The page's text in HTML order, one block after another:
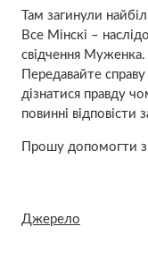
Там загинули
Все Мінскі –
свідчення Муженка.
Передавайте
дізнатися правду
повинні відповісти
Прошу допомогти
Джерело